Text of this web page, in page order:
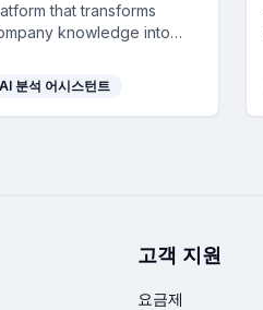
that transforms
knowledge into
coaching and real-
feedback to enhance
performance.
AI 분석 어시스턴트
고객 지원
요금제